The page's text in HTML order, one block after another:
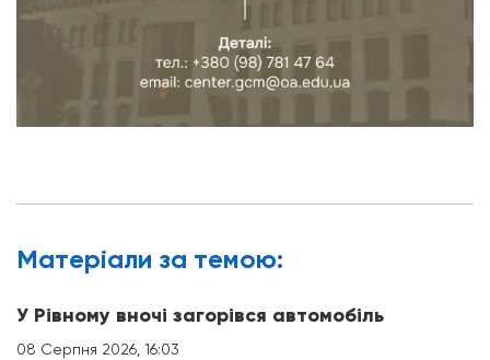
Матерiали за темою:
У Рівному вночі загорівся автомобіль
08 Серпня 2026, 16:03